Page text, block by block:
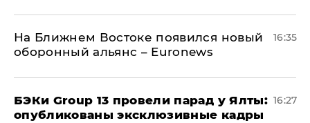
На Ближнем Востоке появился новый
оборонный альянс – Euronews
16:35
​БЭКи Group 13 провели парад у Ялты:
опубликованы эксклюзивные кадры
16:27